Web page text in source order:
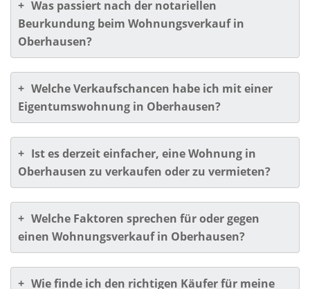
+ Was passiert nach der notariellen
Beurkundung beim Wohnungsverkauf in
Oberhausen?
+ Welche Verkaufschancen habe ich mit einer
Eigentumswohnung in Oberhausen?
+ Ist es derzeit einfacher, eine Wohnung in
Oberhausen zu verkaufen oder zu vermieten?
+ Welche Faktoren sprechen für oder gegen
einen Wohnungsverkauf in Oberhausen?
+ Wie finde ich den richtigen Käufer für meine